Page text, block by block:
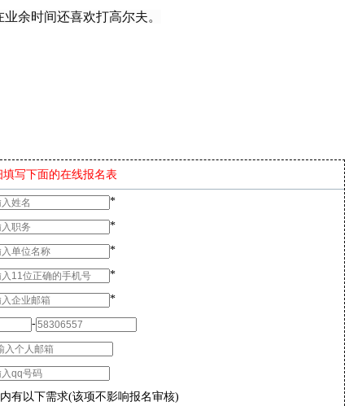
余时间还喜欢打高尔夫。
写下面的在线报名表
*
*
*
*
*
-
有以下需求(该项不影响报名审核)